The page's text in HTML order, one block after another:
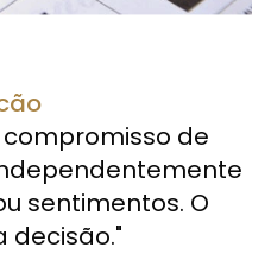
de
sentimentos. O
decisão."